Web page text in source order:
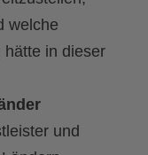
welche
hätte in dieser
und